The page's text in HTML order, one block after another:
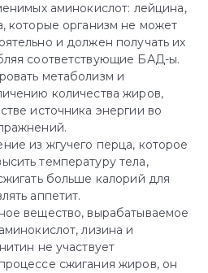
аминокислот: лейцина,
которые организм не может
и должен получать их
соответствующие БАД-ы.
метаболизм и
количества жиров,
источника энергии во
из жгучего перца, которое
температуру тела,
больше калорий для
аппетит.
вещество, вырабатываемое
лизина и
не участвует
сжигания жиров, он